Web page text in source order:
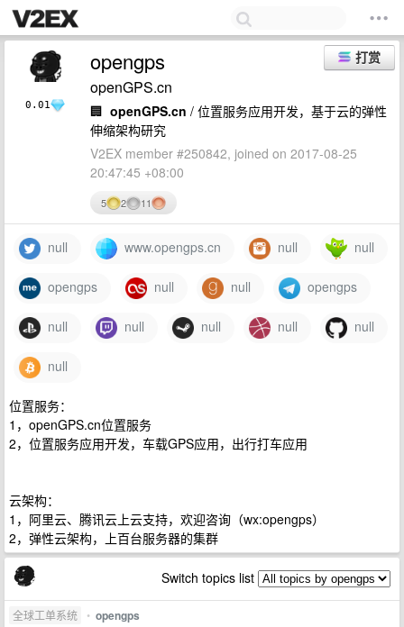
0.01
打赏
opengps
openGPS.cn
🏢 openGPS.cn / 位置服务应用开发，基于云的弹性
伸缩架构研究
V2EX member #250842, joined on 2017-08-25
20:47:45 +08:00
5 2 11
null www.opengps.cn null null
opengps null null opengps
null null null null null
null
位置服务：
1，openGPS.cn位置服务
2，位置服务应用开发，车载GPS应用，出行打车应用
云架构：
1，阿里云、腾讯云上云支持，欢迎咨询（wx:opengps）
2，弹性云架构，上百台服务器的集群
Switch topics list
全球工单系统 • opengps